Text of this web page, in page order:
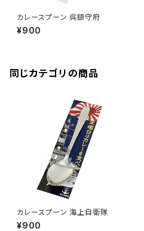
カレースプーン 呉鎮守府
¥900
同じカテゴリの商品
カレースプーン 海上自衛隊
¥900